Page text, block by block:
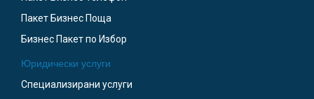
Пакет Бизнес Поща
Бизнес Пакет по Избор
Юридически услуги
Специализирани услуги